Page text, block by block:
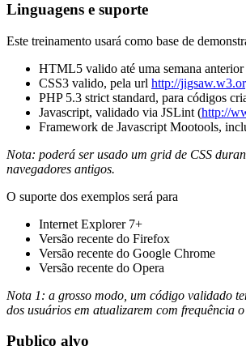
Linguagens e suporte
Este treinamento usará como base de
HTML5 valido até uma semana
CSS3 valido, pela url http://
PHP 5.3 strict standard, para códigos
Javascript, validado via JSLint (http://
Framework de Javascript Mootools,
Nota: poderá ser usado um grid de CSS
navegadores antigos.
O suporte dos exemplos será para
Internet Explorer 7+
Versão recente do Firefox
Versão recente do Google Chrome
Versão recente do Opera
Nota 1: a grosso modo, um código validado
dos usuários em atualizarem com frequência
Publico alvo